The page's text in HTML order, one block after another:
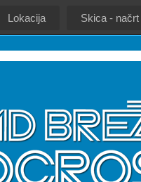
Lokacija Skica -